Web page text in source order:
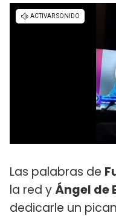
Las palabras de
la red yÁngel de
dedicarle un